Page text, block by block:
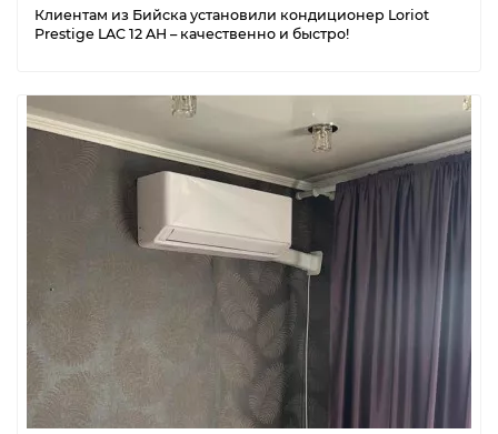
Клиентам из Бийска установили кондиционер Loriot
Prestige LAC 12 AH – качественно и быстро!